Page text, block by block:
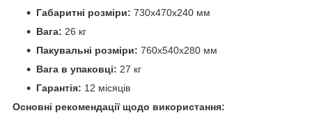
Габаритні розміри: 730x470x240 мм
Вага: 26 кг
Пакувальні розміри: 760x540x280 мм
Вага в упаковці: 27 кг
Гарантія: 12 місяців
Основні рекомендації щодо використання: